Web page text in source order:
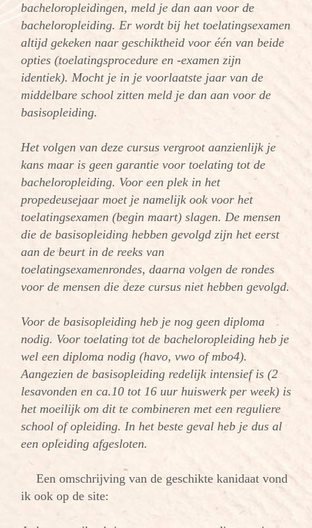
bacheloropleidingen, meld je dan aan voor de
bacheloropleiding. Er wordt bij het toelatingsexamen
altijd gekeken naar geschiktheid voor één van beide
opties (toelatingsprocedure en -examen zijn
identiek). Mocht je in je voorlaatste jaar van de
middelbare school zitten meld je dan aan voor de
basisopleiding.
Het volgen van deze cursus vergroot aanzienlijk je
kans maar is geen garantie voor toelating tot de
bacheloropleiding. Voor een plek in het
propedeusejaar moet je namelijk ook voor het
toelatingsexamen (begin maart) slagen. De mensen
die de basisopleiding hebben gevolgd zijn het eerst
aan de beurt in de reeks van
toelatingsexamenrondes, daarna volgen de rondes
voor de mensen die deze cursus niet hebben gevolgd.
Voor de basisopleiding heb je nog geen diploma
nodig. Voor toelating tot de bacheloropleiding heb je
wel een diploma nodig (havo, vwo of mbo4).
Aangezien de basisopleiding redelijk intensief is (2
lesavonden en ca.10 tot 16 uur huiswerk per week) is
het moeilijk om dit te combineren met een reguliere
school of opleiding. In het beste geval heb je dus al
een opleiding afgesloten.
Een omschrijving van de geschikte kanidaat vond
ik ook op de site: